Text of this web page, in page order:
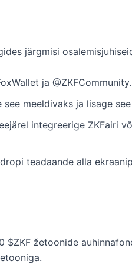
järgmisi
ja @ZKFCommunity.
meeldivaks ja lisage
integreerige ZKFairi
teadaande alla
$ZKF žetoonide